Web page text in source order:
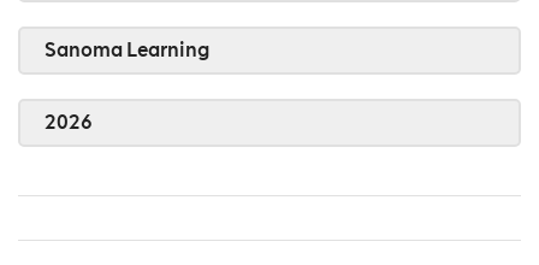
Sanoma Learning
2026